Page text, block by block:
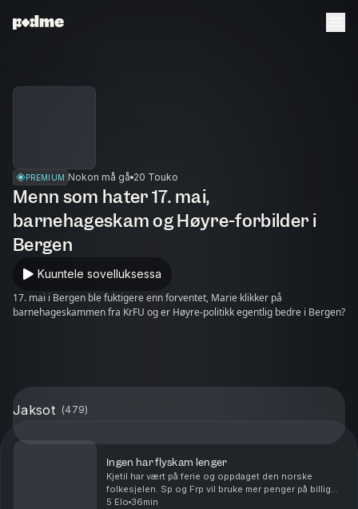
PREMIUM Nokon må gå 20 Touko
Menn som hater 17. mai,
barnehageskam og Høyre-forbilder i
Bergen
Kuuntele sovelluksessa
17. mai i Bergen ble fuktigere enn forventet, Marie klikker på
barnehageskammen fra KrFU og er Høyre-politikk egentlig bedre i Bergen?
Jaksot (479)
Ingen har flyskam lenger
Kjetil har vært på ferie og oppdaget den norske
folkesjelen. Sp og Frp vil bruke mer penger på billig
diesel, og hvem er du i folkefest-Bergen? Hipster eller
5 Elo 36min